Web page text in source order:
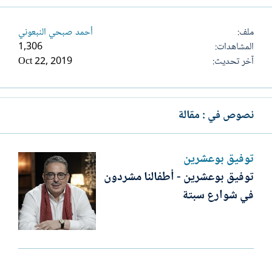
ملف
أحمد صبحي النبعوني
المشاهدات
1,306
آخر تحديث
Oct 22, 2019
نصوص في : مقالة
توفيق بوعشرين
توفيق بوعشرين - أطفالنا مشردون
في شوارع سبتة